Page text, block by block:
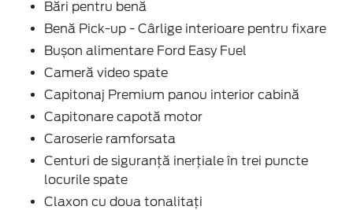
Bări pentru benă
Benă Pick-up - Cârlige interioare pentru fixare
Bușon alimentare Ford Easy Fuel
Cameră video spate
Capitonaj Premium panou interior cabină
Capitonare capotă motor
Caroserie ramforsata
Centuri de siguranță inerțiale în trei puncte
locurile spate
Claxon cu doua tonalitați